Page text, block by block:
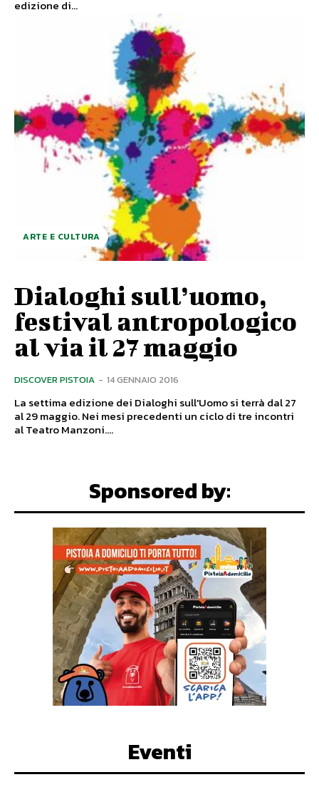
edizione di...
ARTE E CULTURA
Dialoghi sull’uomo,
festival antropologico
al via il 27 maggio
DISCOVER PISTOIA - 14 GENNAIO 2016
La settima edizione dei Dialoghi sull'Uomo si terrà dal 27
al 29 maggio. Nei mesi precedenti un ciclo di tre incontri
al Teatro Manzoni....
Sponsored by:
Eventi